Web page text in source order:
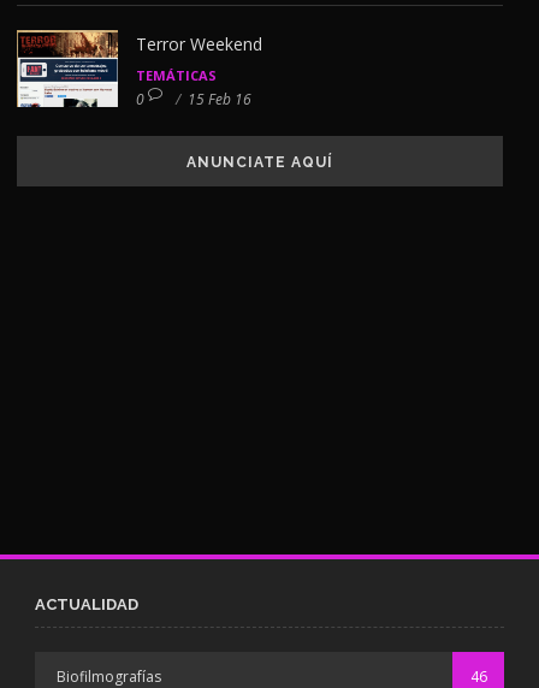
Terror Weekend
TEMÁTICAS
0 / 15 Feb 16
ANUNCIATE AQUÍ
ACTUALIDAD
Biofilmografías 46